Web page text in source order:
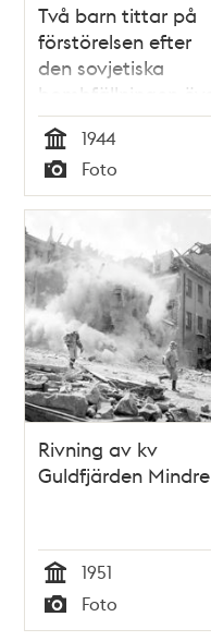
Två barn tittar på
förstörelsen efter
den sovjetiska
bombfällningen över
Eriksdalsområdet
1944 .
Tid
1944
Typ
Foto
Rivning av kv
Guldfjärden Mindre
Tid
1951
Typ
Foto